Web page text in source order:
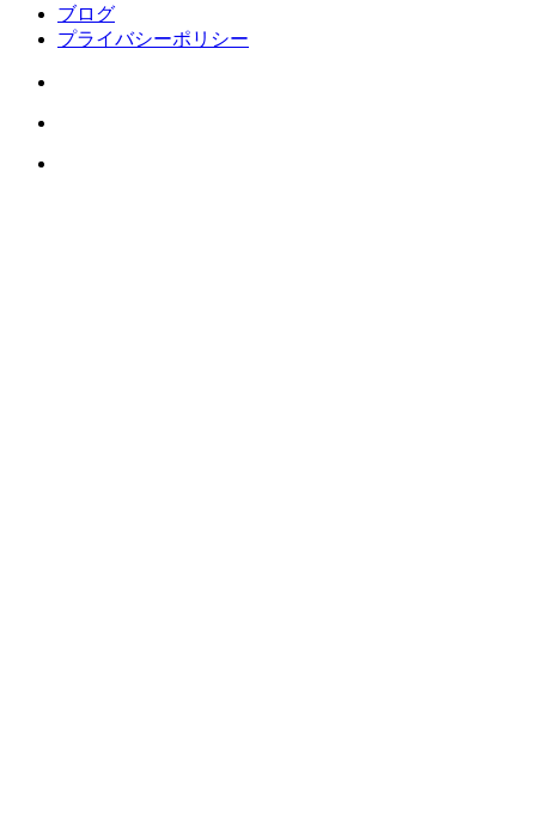
ブログ
プライバシーポリシー